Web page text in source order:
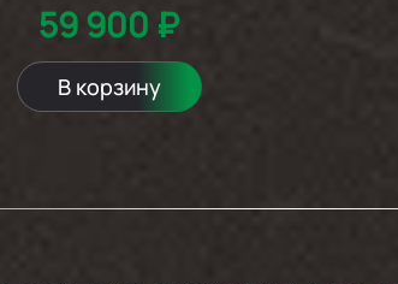
59 900 ₽
В корзину